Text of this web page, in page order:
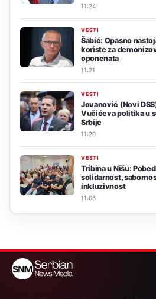
11:24
VESTI
Šabić: Opasno
koriste za
oponenata
11:21
VESTI
Jovanović (Novi
Vučićeva politika u
Srbije
11:20
VESTI
Tribina u Nišu:
solidarnost,
inkluzivnost
11:06